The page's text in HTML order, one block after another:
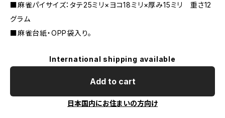
■麻雀パイサイズ：タテ25ミリ×ヨコ18ミリ×厚み15ミリ 重さ12
グラム
■麻雀台紙・OPP袋入り。
International shipping available
Add to cart
日本国内にお住まいの方向け